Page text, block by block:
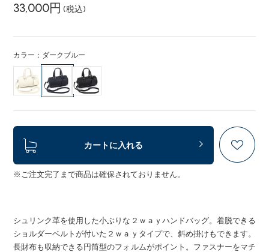
33,000円 (税込)
カラー：ダークブルー
カートに入れる
※ご注文完了まで商品は確保されておりません。
シュリンク革を使用した小ぶりな２ｗａｙハンドバッグ。着脱できる
ショルダーベルトが付いた２ｗａｙタイプで、斜め掛けもできます。
長財布も収納できる円筒型のフォルムがポイント。ファスナーをマチ